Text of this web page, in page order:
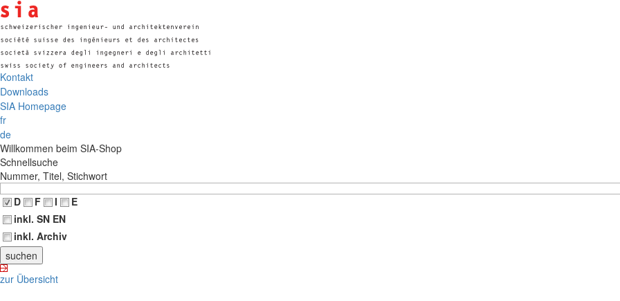
Kontakt
Downloads
SIA Homepage
fr
de
Willkommen beim SIA-Shop
Schnellsuche
Nummer, Titel, Stichwort
D
F I
E
inkl. SN EN
inkl. Archiv
zur Übersicht